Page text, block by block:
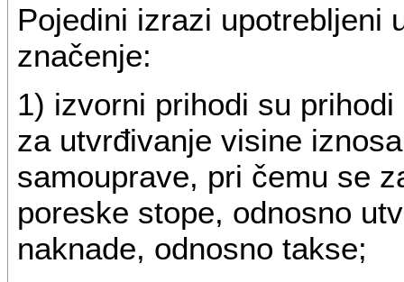
Pojedini izrazi upotrebljeni
značenje:
1) izvorni prihodi su
za utvrđivanje visine
samouprave, pri čemu se
poreske stope, odnosno
naknade, odnosno takse;